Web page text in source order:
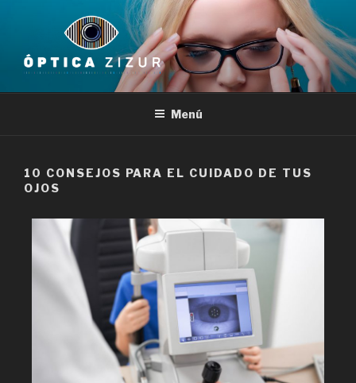
Menú
10 CONSEJOS PARA EL CUIDADO DE TUS
OJOS